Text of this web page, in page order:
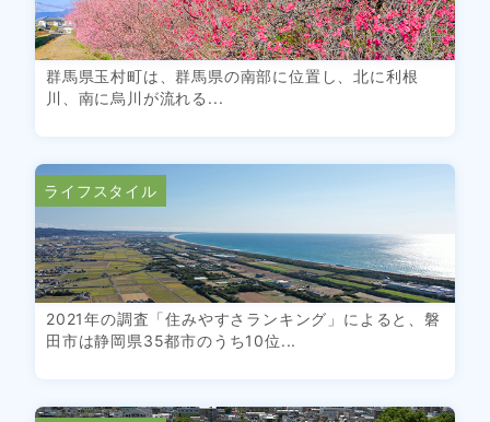
群馬県玉村町は、群馬県の南部に位置し、北に利根
川、南に烏川が流れる...
ライフスタイル
2021年の調査「住みやすさランキング」によると、磐
田市は静岡県35都市のうち10位...